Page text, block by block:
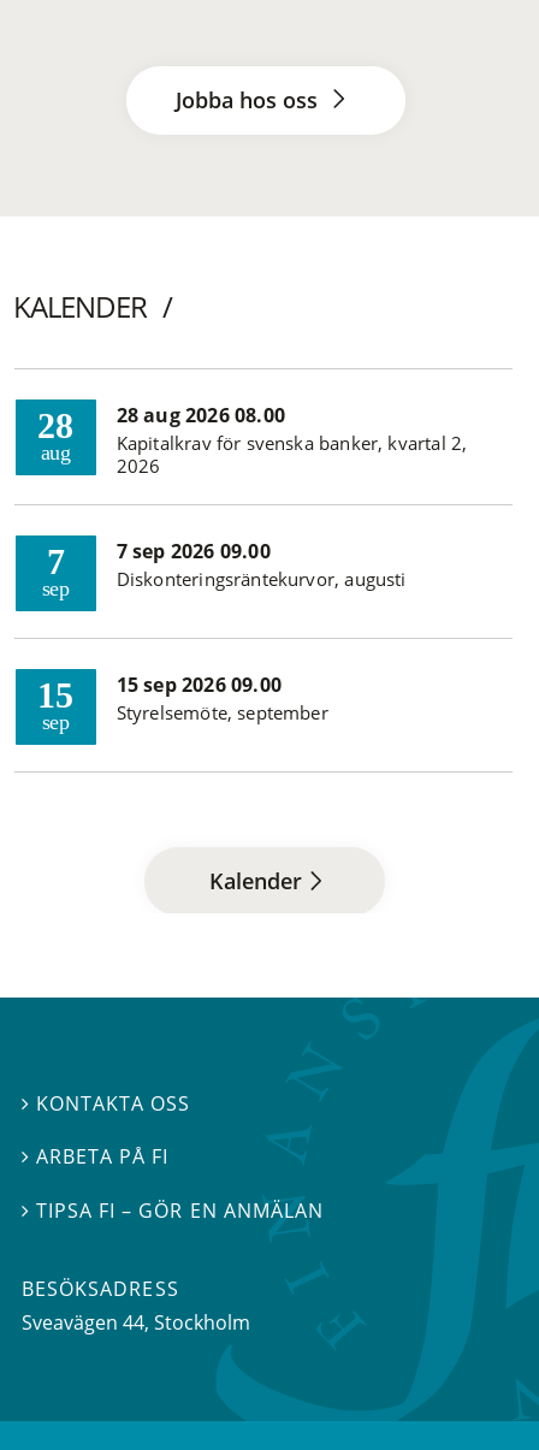
Jobba hos oss
KALENDER
28
aug
28 aug 2026 08.00
Kapitalkrav för svenska banker, kvartal 2,
2026
7
sep
7 sep 2026 09.00
Diskonteringsräntekurvor, augusti
15
sep
15 sep 2026 09.00
Styrelsemöte, september
Kalender
 KONTAKTA OSS
ARBETA PÅ FI
TIPSA FI – GÖR EN ANMÄLAN
BESÖKSADRESS
Sveavägen 44, Stockholm